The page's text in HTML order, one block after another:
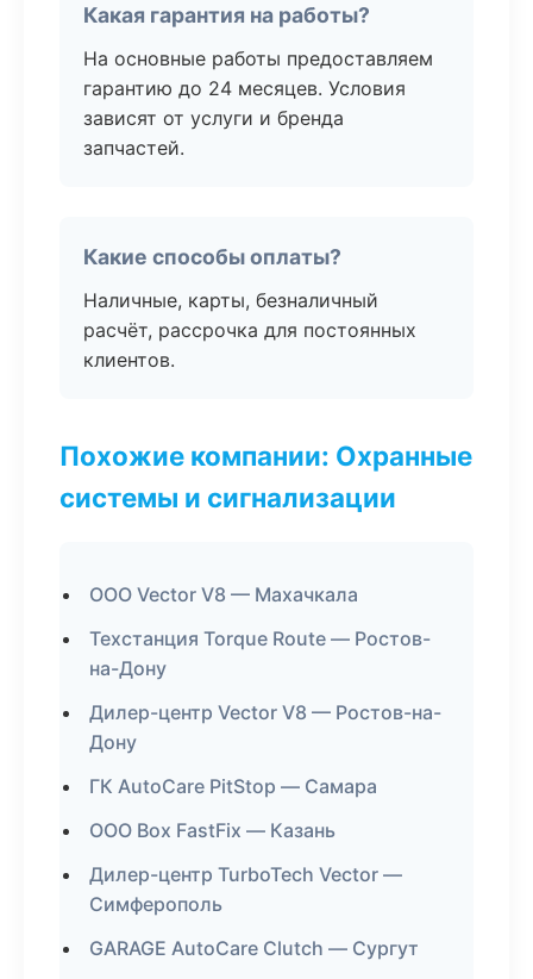
Какая гарантия на работы?
На основные работы предоставляем
гарантию до 24 месяцев. Условия
зависят от услуги и бренда
запчастей.
Какие способы оплаты?
Наличные, карты, безналичный
расчёт, рассрочка для постоянных
клиентов.
Похожие компании: Охранные
системы и сигнализации
ООО Vector V8 — Махачкала
Техстанция Torque Route — Ростов-
на-Дону
Дилер-центр Vector V8 — Ростов-на-
Дону
ГК AutoCare PitStop — Самара
ООО Box FastFix — Казань
Дилер-центр TurboTech Vector —
Симферополь
GARAGE AutoCare Clutch — Сургут